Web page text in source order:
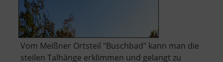
Vom Meißner Ortsteil "Buschbad" kann man die
steilen Talhänge erklimmen und gelangt zu